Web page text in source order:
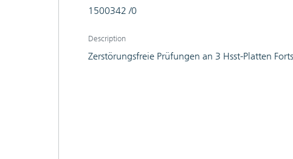
1500342 /0
Description
Zerstörungsfreie Prüfungen an 3 Hsst-Platten